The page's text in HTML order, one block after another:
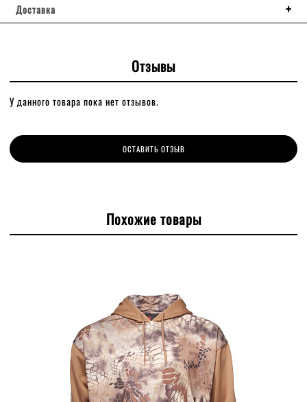
Доставка
Отзывы
У данного товара пока нет отзывов.
ОСТАВИТЬ ОТЗЫВ
Похожие товары